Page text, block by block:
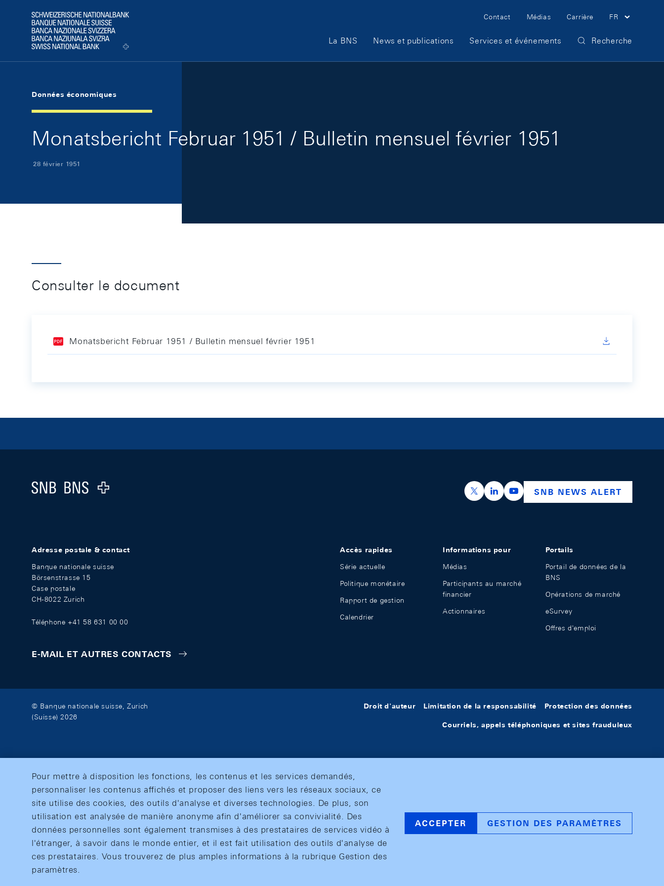
Logo
Meta Navigation
Contact Médias Carrière FR
Main Navigation
La BNS News et publications Services et événements Recherche
Données économiques
Monatsbericht Februar 1951 / Bulletin mensuel février 1951
28 février 1951
Consulter le document
Monatsbericht Februar 1951 / Bulletin mensuel février 1951
Logo
https://x.com/snb_bns
https://ch.linkedin.com/company/swiss-
https://www.youtube.com/
SNB NEWS ALERT
Adresse postale & contact
Banque nationale suisse
Börsenstrasse 15
Case postale
CH-8022 Zurich
Téléphone +41 58 631 00 00
E-MAIL ET AUTRES CONTACTS
Accès rapides
Série actuelle
Politique monétaire
Rapport de gestion
Calendrier
Informations pour
Médias
Participants au marché
financier
Actionnaires
Portails
Portail de données de la
BNS
Opérations de marché
eSurvey
Offres d'emploi
© Banque nationale suisse, Zurich
(Suisse) 2026
Droit d'auteur Limitation de la responsabilité Protection des données
Courriels, appels téléphoniques et sites frauduleux
Pour mettre à disposition les fonctions, les contenus et les services demandés,
personnaliser les contenus affichés et proposer des liens vers les réseaux sociaux, ce
site utilise des cookies, des outils d'analyse et diverses technologies. De plus, son
utilisation est analysée de manière anonyme afin d'améliorer sa convivialité. Des
données personnelles sont également transmises à des prestataires de services vidéo à
l'étranger, à savoir dans le monde entier, et il est fait utilisation des outils d'analyse de
ces prestataires. Vous trouverez de plus amples informations à la rubrique Gestion des
paramètres.
ACCEPTER GESTION DES PARAMÈTRES